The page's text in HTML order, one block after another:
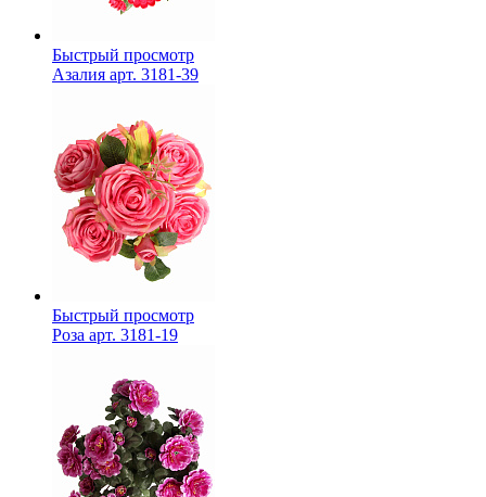
Быстрый просмотр
Азалия арт. 3181-39
Быстрый просмотр
Роза арт. 3181-19